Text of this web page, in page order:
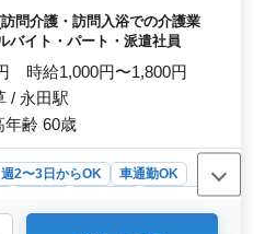
す。等 ：アピールポイント： 交通
車通勤可能でアクセス良好◎
を求めてます！ いつでもご応
います＾＾
問介護・訪問入浴での介護業
バイト・パート・派遣社員
時給1,000円〜1,800円
/ 永田駅
年齢 60歳
週2〜3日からOK
車通勤OK
派遣社員
祉士・介護スタッフ